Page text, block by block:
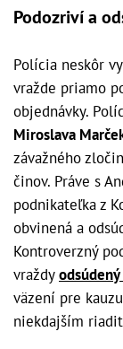
Podozriví a
Polícia neskôr
vražde priamo
objednávky.
Miroslava
závažného
činov. Práve s
podnikateľka z
obvinená a
Kontroverzný
vraždy
väzení pre
niekdajším